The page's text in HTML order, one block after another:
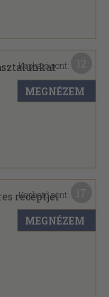
Kapható pont:
MEGNÉZEM
receptjei
Kapható pont:
MEGNÉZEM